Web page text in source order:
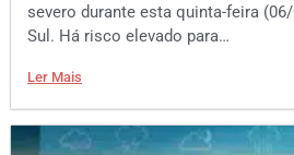
severo durante esta quinta-feira
Sul. Há risco elevado para…
Ler Mais